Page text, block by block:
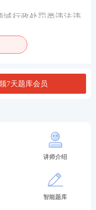
行政处罚类违法违
在问题情况、维稳工
安全责任事故。
务平台”获取的施工
总承包企业所有项
7天题库会员
讲师介绍
智能题库